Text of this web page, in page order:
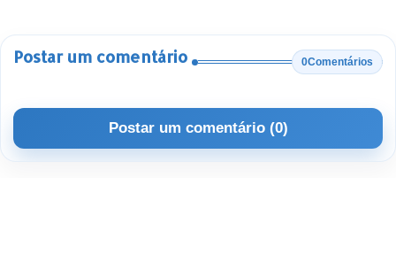
Postar um comentário 0Comentários
Postar um comentário (0)